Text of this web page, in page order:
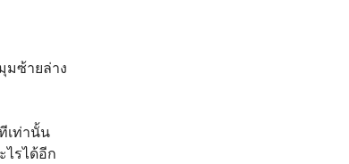
มซ้ายล่าง
เท่านั้น
รได้อีก